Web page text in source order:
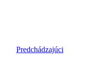
Predchádzajúci